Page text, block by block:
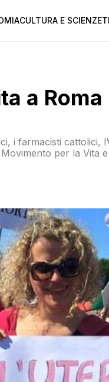
CULTURA E SCIENZE
a Roma
per la Vita